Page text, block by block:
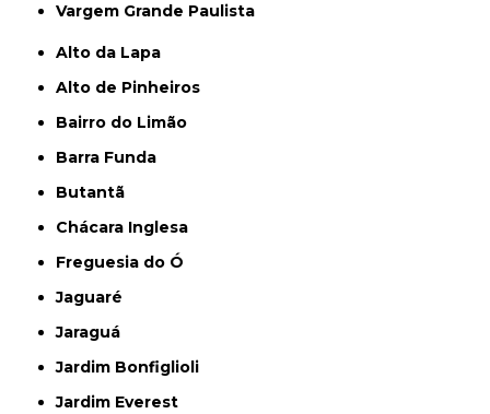
Vargem Grande Paulista
Alto da Lapa
Alto de Pinheiros
Bairro do Limão
Barra Funda
Butantã
Chácara Inglesa
Freguesia do Ó
Jaguaré
Jaraguá
Jardim Bonfiglioli
Jardim Everest